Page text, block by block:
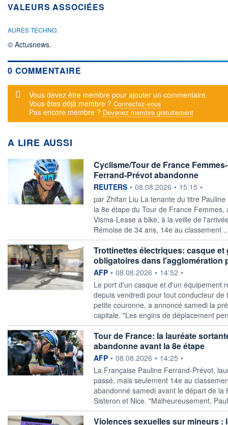
VALEURS ASSOCIÉES
AURES TECHNO.
© Actusnews.
0 COMMENTAIRE
Message d'alerte
Vous devez être membre pour ajouter un commentaire.
Vous êtes déjà membre ? Connectez-vous
Pas encore membre ? Devenez membre gratuitement
A LIRE AUSSI
Cyclisme/Tour de France
Ferrand-Prévot abandonne
information fournie par
REUTERS • 08.08.2026 • 15:15 •
par Zhifan Liu La tenante du titre
la 8e étape du Tour de France
Visma-Lease a bike, à la veille ​de
Rémoise de 34 ans, 14e au classement
Trottinettes électriques: casque
obligatoires dans l'agglomération
information fournie par
AFP • 08.08.2026 • 14:52 •
Le port d'un casque et d'un équipement
depuis vendredi pour tout conducteur
petite couronne, a annoncé samedi la
capitale. "Les engins de déplacement
Tour de France: la lauréate
abandonne avant la 8e étape
information fournie par
AFP • 08.08.2026 • 14:25 •
La Française Pauline Ferrand-Prévot,
passé, mais seulement 14e au
abandonné samedi avant le départ de
Sisteron et Nice. "Malheureusement,
Violences sexuelles sur mineurs :